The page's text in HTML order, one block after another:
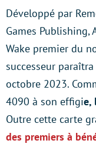
Développé par
Games Publishing,
Wake premier du
successeur
octobre 2023.
4090 à son effigie,
Outre cette carte
des premiers à